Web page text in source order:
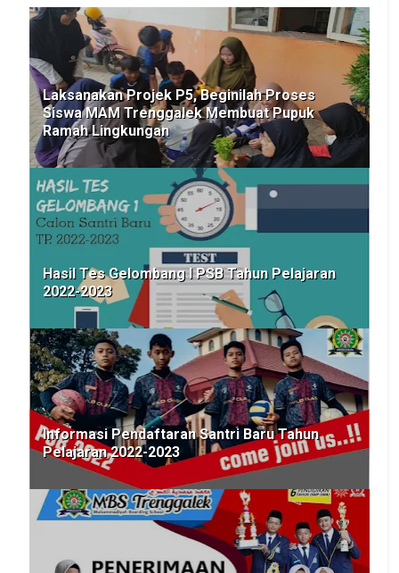
Laksanakan Projek P5, Beginilah Proses
Siswa MAM Trenggalek Membuat Pupuk
Ramah Lingkungan
Hasil Tes Gelombang I PSB Tahun Pelajaran
2022-2023
Informasi Pendaftaran Santri Baru Tahun
Pelajaran 2022-2023